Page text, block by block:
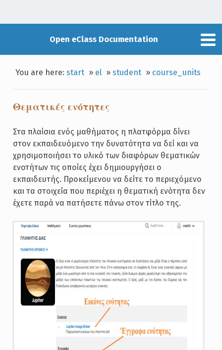
Open eClass Documentation
You are here:start » el »student » course_units
Θεματικές ενότητες
Στα πλαίσια ενός μαθήματος η πλατφόρμα δίνει
στον εκπαιδευόμενο την δυνατότητα να δεί και να
χρησιμοποιήσει το υλικό των διαφόρων θεματικών
ενοτήτων τις οποίες έχει δημιουργήσει ο
εκπαιδευτής. Προκείμενου να δείτε το περιεχόμενο
και τα στοιχεία που περιέχει η θεματική ενότητα δεν
έχετε παρά να πατήσετε πάνω στον τίτλο της.